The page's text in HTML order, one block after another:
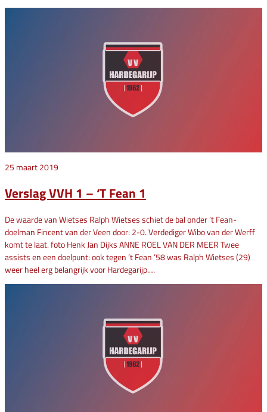
25 maart 2019
Verslag VVH 1 – ‘T Fean 1
De waarde van Wietses Ralph Wietses schiet de bal onder ’t Fean-
doelman Fincent van der Veen door: 2-0. Verdediger Wibo van der Werff
komt te laat. foto Henk Jan Dijks ANNE ROEL VAN DER MEER Twee
assists en een doelpunt: ook tegen ’t Fean ’58 was Ralph Wietses (29)
weer heel erg belangrijk voor Hardegarijp.…